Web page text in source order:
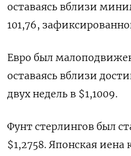
оставаясь вблизи
101,76,
Евро был
оставаясь вблизи
двух недель в $1,1009.
Фунт стерлингов был
$1,2758​. Японская иена